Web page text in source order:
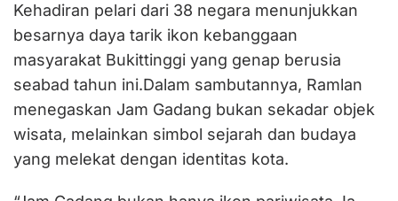
Kehadiran pelari dari 38 negara menunjukkan
besarnya daya tarik ikon kebanggaan
masyarakat Bukittinggi yang genap berusia
seabad tahun ini.Dalam sambutannya, Ramlan
menegaskan Jam Gadang bukan sekadar objek
wisata, melainkan simbol sejarah dan budaya
yang melekat dengan identitas kota.